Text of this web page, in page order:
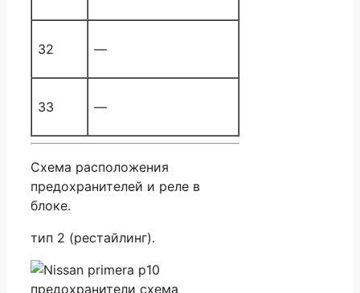
32 —
33 —
Схема расположения
предохранителей и реле в
блоке.
тип 2 (рестайлинг).